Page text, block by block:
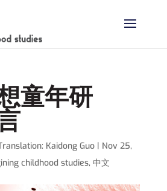
童年研
Kaidong Guo| Nov 25,
childhood studies, 中文